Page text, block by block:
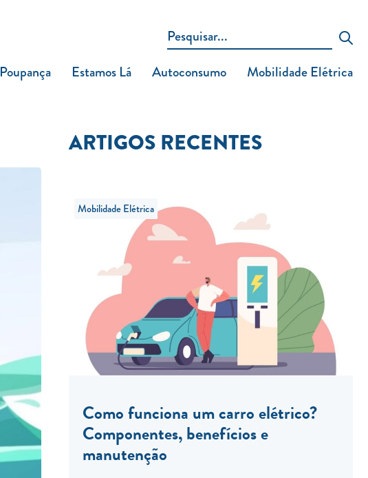
Poupança Estamos Lá Autoconsumo Mobilidade Elétrica
ARTIGOS RECENTES
Mobilidade Elétrica
Como funciona um carro elétrico?
Componentes, benefícios e
manutenção